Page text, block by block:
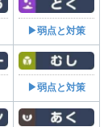
▶弱点と対策
▶弱点と対策